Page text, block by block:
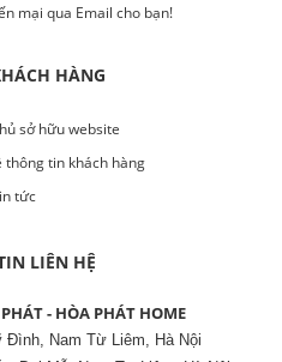
mại qua Email cho bạn!
HÀNG
sở hữu website
thông tin khách hàng
tức
LIÊN HỆ
- HÒA PHÁT HOME
Đình, Nam Từ Liêm, Hà Nội